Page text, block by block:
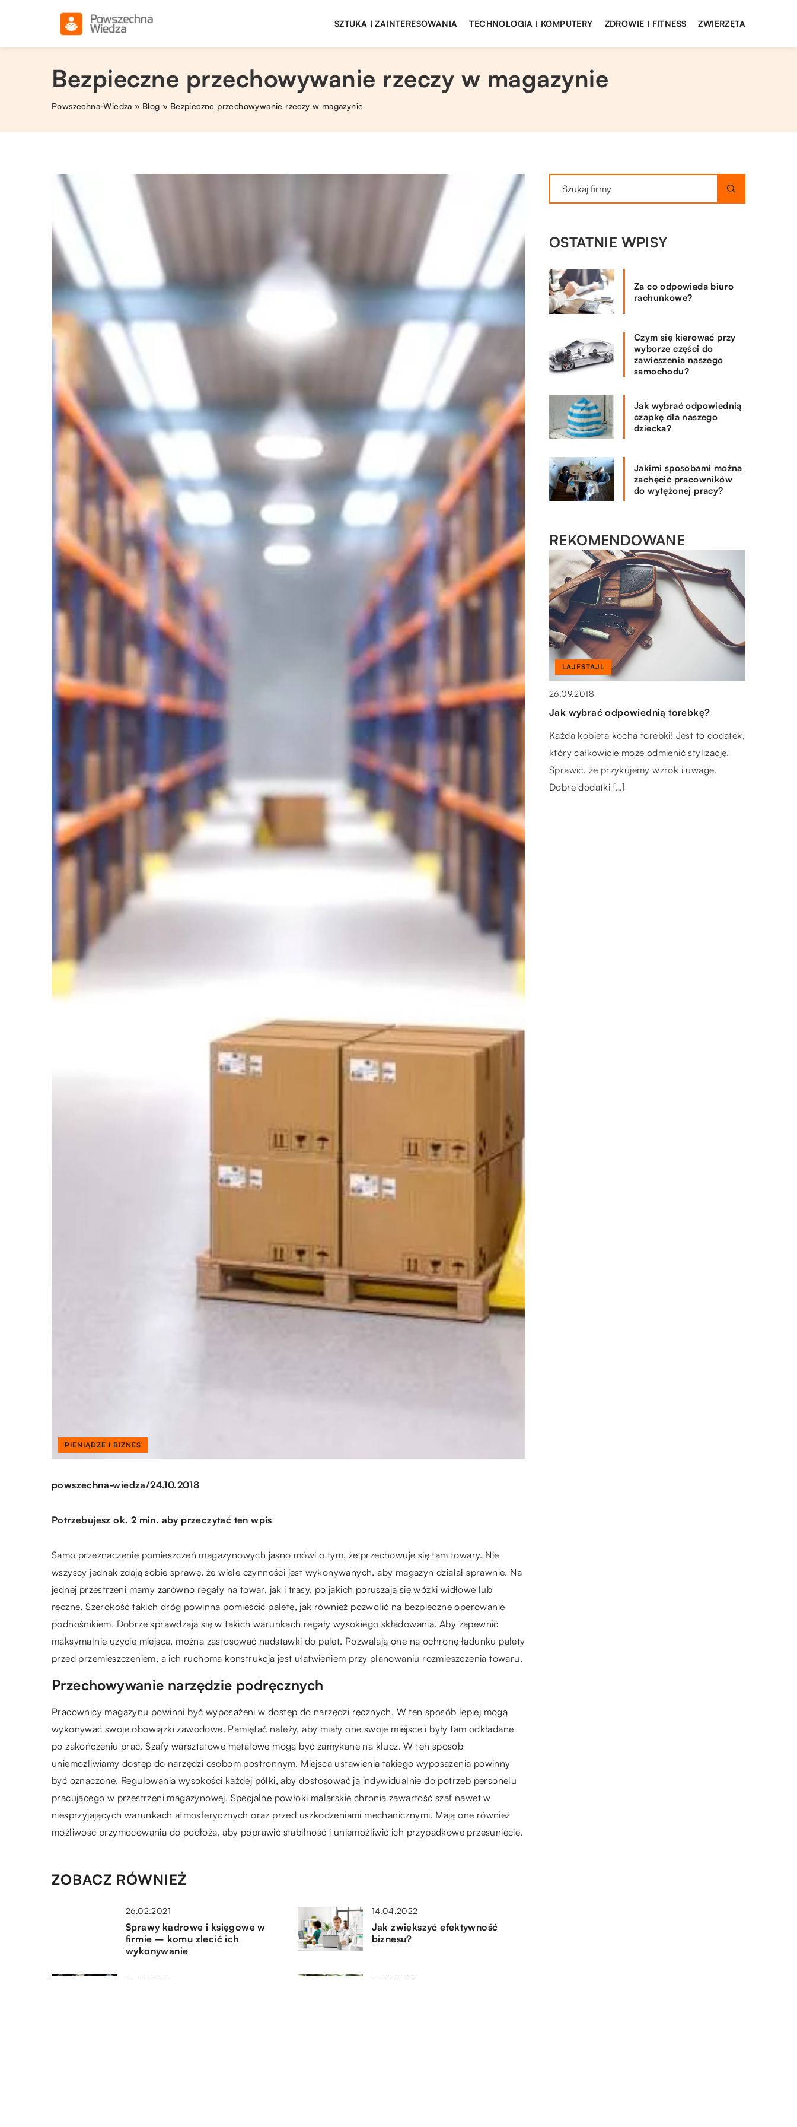
SZTUKA I ZAINTERESOWANIA TECHNOLOGIA I KOMPUTERY ZDROWIE I FITNESS ZWIERZĘTA
Bezpieczne przechowywanie rzeczy w magazynie
Powszechna-Wiedza » Blog » Bezpieczne przechowywanie rzeczy w magazynie
PIENIĄDZE I BIZNES
powszechna-wiedza/24.10.2018
Potrzebujesz ok. 2 min. aby przeczytać ten wpis
Samo przeznaczenie pomieszczeń magazynowych jasno mówi o tym, że przechowuje się tam towary. Nie
wszyscy jednak zdają sobie sprawę, że wiele czynności jest wykonywanych, aby magazyn działał sprawnie. Na
jednej przestrzeni mamy zarówno regały na towar, jak i trasy, po jakich poruszają się wózki widłowe lub
ręczne. Szerokość takich dróg powinna pomieścić paletę, jak również pozwolić na bezpieczne operowanie
podnośnikiem. Dobrze sprawdzają się w takich warunkach regały wysokiego składowania. Aby zapewnić
maksymalnie użycie miejsca, można zastosować nadstawki do palet. Pozwalają one na ochronę ładunku palety
przed przemieszczeniem, a ich ruchoma konstrukcja jest ułatwieniem przy planowaniu rozmieszczenia towaru.
Przechowywanie narzędzie podręcznych
Pracownicy magazynu powinni być wyposażeni w dostęp do narzędzi ręcznych. W ten sposób lepiej mogą
wykonywać swoje obowiązki zawodowe. Pamiętać należy, aby miały one swoje miejsce i były tam odkładane
po zakończeniu prac. Szafy warsztatowe metalowe mogą być zamykane na klucz. W ten sposób
uniemożliwiamy dostęp do narzędzi osobom postronnym. Miejsca ustawienia takiego wyposażenia powinny
być oznaczone. Regulowania wysokości każdej półki, aby dostosować ją indywidualnie do potrzeb personelu
pracującego w przestrzeni magazynowej. Specjalne powłoki malarskie chronią zawartość szaf nawet w
niesprzyjających warunkach atmosferycznych oraz przed uszkodzeniami mechanicznymi. Mają one również
możliwość przymocowania do podłoża, aby poprawić stabilność i uniemożliwić ich przypadkowe przesunięcie.
ZOBACZ RÓWNIEŻ
26.02.2021
Sprawy kadrowe i księgowe w
firmie – komu zlecić ich
wykonywanie
14.04.2022
Jak zwiększyć efektywność
biznesu?
14.09.2018 11.02.2022
OSTATNIE WPISY
Za co odpowiada biuro
rachunkowe?
Czym się kierować przy
wyborze części do
zawieszenia naszego
samochodu?
Jak wybrać odpowiednią
czapkę dla naszego
dziecka?
Jakimi sposobami można
zachęcić pracowników
do wytężonej pracy?
REKOMENDOWANE
LAJFSTAJL
20.10.2021
Mówi się, że przez żołądek dostać się można
do serca człowieka. Jednak w biznesie
LAJFSTAJL
26.09.2018
Jak wybrać odpowiednią torebkę?
Każda kobieta kocha torebki! Jest to dodatek,
który całkowicie może odmienić stylizację.
Sprawić, że przykujemy wzrok i uwagę.
Dobre dodatki […]
LAJFSTAJL
03.04.2019
Jak ubierać dziecko wiosną?
W dzisiejszych czasach wiosna jest bardzo
kapryśna, w ciągu dnia pogoda zmienia się
nieustannie, przez co znacznie trudniej jest
dobrać […]